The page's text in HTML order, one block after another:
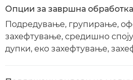
Опции за завршна обработка
Подредување, групирање,
захефтување, средишно
дупки, еко захефтување,